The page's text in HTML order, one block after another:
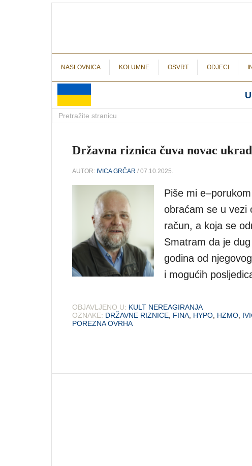
NASLOVNICA KOLUMNE OSVRT ODJECI
Državna riznica čuva novac
AUTOR: IVICA GRČAR / 07.10.2025.
Piše mi
obraćam se u vezi
račun, a koja se
Smatram da je
godina od
i mogućih
OBJAVLJENO U: KULT NEREAGIRANJA
OZNAKE: DRŽAVNE RIZNICE FINA HYPO HZMO
POREZNA OVRHA